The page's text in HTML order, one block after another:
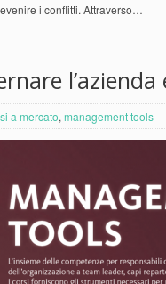
i conflitti. Attraverso…
a mercato, management tools